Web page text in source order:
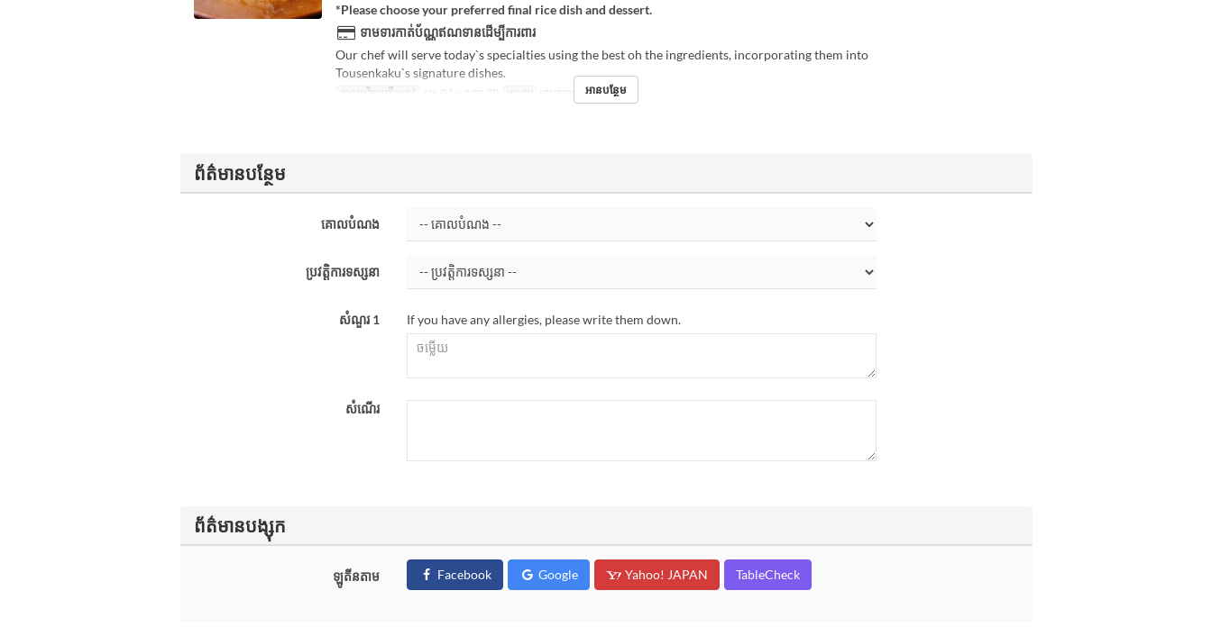
*Please choose your preferred final rice dish and dessert.
ទាមទារកាត់ប័ណ្ណឥណទានដើម្បីការពារ
Our chef will serve today`s specialties using the best oh the ingredients, incorporating them into
Tousenkaku`s signature dishes.
កាលបរិច្ឆេទត្រឹមត្រូវ កុម្ភៈ 01 ~ កញ្ញា 30 អាហារ អាហារឡ អានបន្ថែម
ព័ត៌មានបន្ថែម
គោលបំណង
ប្រវត្តិការទស្សនា
សំណួរ 1 If you have any allergies, please write them down.
សំណើរ
ព័ត៌មានបង្សុក
ឡូតីនតាម Facebook Google Yahoo! JAPAN TableCheck